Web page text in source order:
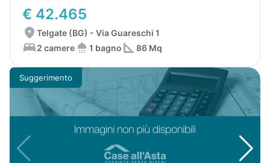
€ 42.465
Telgate (BG) - Via Guareschi 1
2 camere
1 bagno 86 Mq
Suggerimento